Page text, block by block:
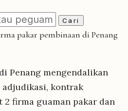
Cari
pakar pembinaan di Penang
Penang mengendalikan
adjudikasi, kontrak
2 firma guaman pakar dan